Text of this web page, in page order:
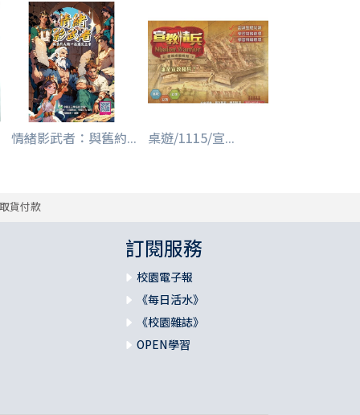
人從未使用的答案卡疊中抽取一張新的答案卡，
情緒影武者：與舊約... 桌遊/1115/宣...
貨付款
訂閱服務
校園電子報
《每日活水》
《校園雜誌》
OPEN學習